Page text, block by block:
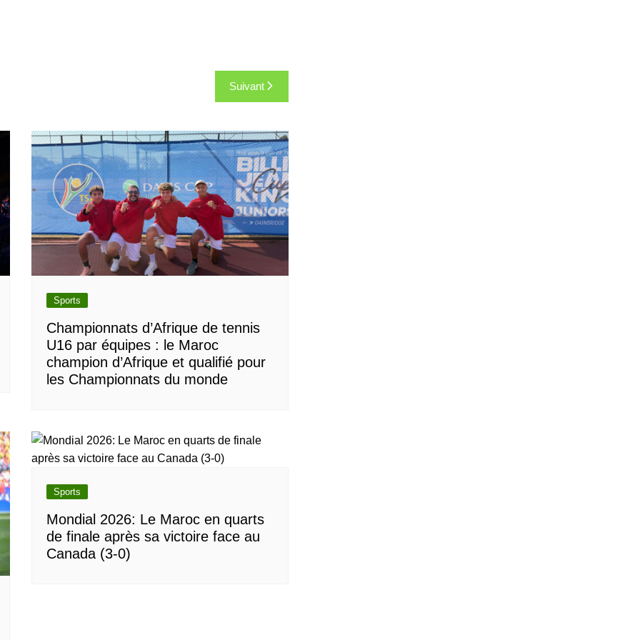
Suivant
Sports
Championnats d’Afrique de tennis
U16 par équipes : le Maroc
champion d’Afrique et qualifié pour
les Championnats du monde
Sports
Mondial 2026: Le Maroc en quarts
de finale après sa victoire face au
Canada (3-0)